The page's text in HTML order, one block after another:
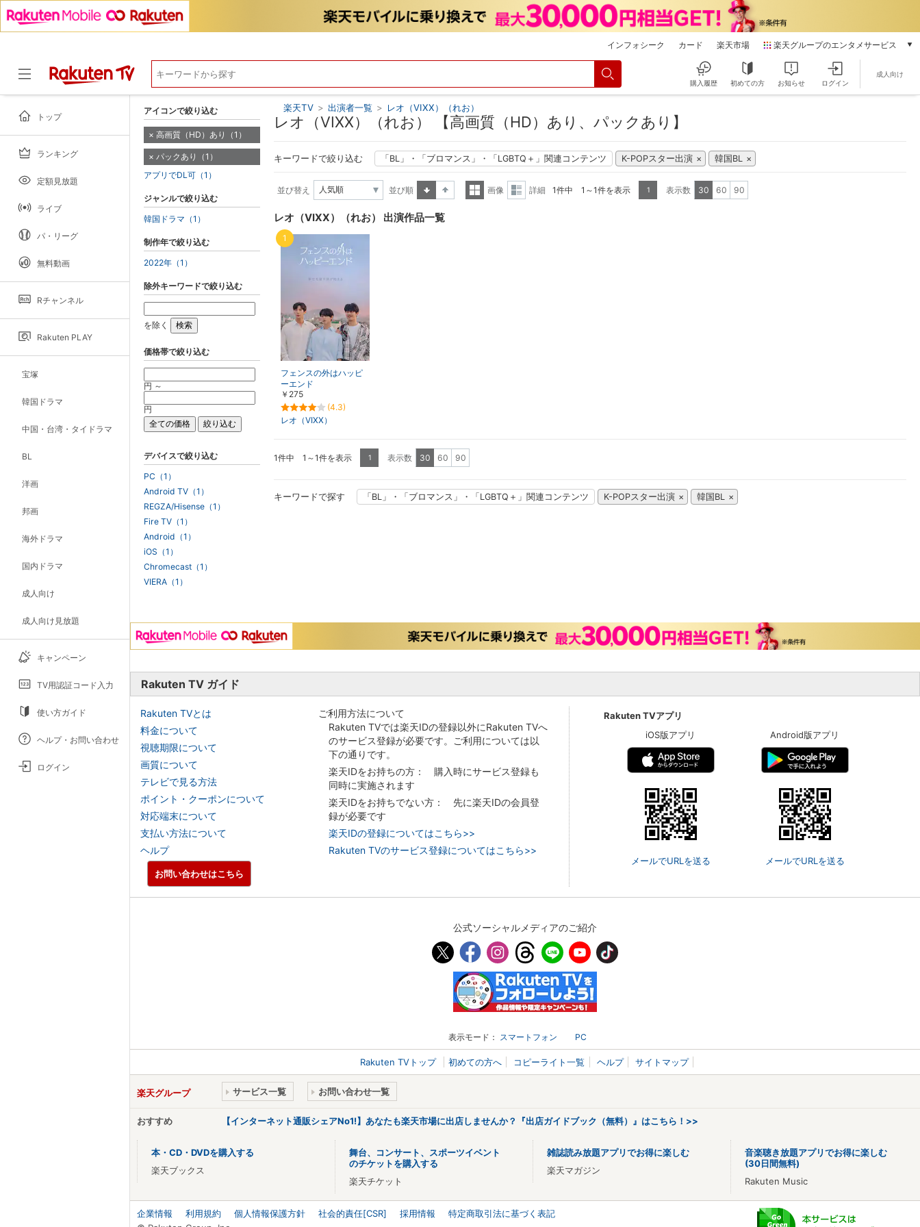
インフォシーク カード 楽天市場 楽天グループのエンタメサービス
本/ゲーム/CD/DVD
動画配信
購入履歴 初めての方 お知らせ ログイン
成人向け
トップ
ランキング
定額見放題
ライブ
パ・リーグ
無料動画
Rチャンネル
Rakuten PLAY
宝塚
韓国ドラマ
中国・台湾・タイドラマ
BL
洋画
邦画
海外ドラマ
国内ドラマ
成人向け
成人向け見放題
キャンペーン
TV用認証コード入力
使い方ガイド
ヘルプ・お問い合わせ
ログイン
楽天TV > 出演者一覧 > レオ（VIXX）（れお）
レオ（VIXX）（れお） 【高画質（HD）あり、パックあり】
キーワードで絞り込む 「BL」・「ブロマンス」・「LGBTQ＋」関連コンテンツ K-POPスター出演 韓国BL
並び替え
並び順
画像
詳細 1件中 1～1件を表示 1 表示数 30 60 90
レオ（VIXX）（れお） 出演作品一覧
フェンスの外はハッピ
ーエンド
￥275
(4.3)
レオ（VIXX）
1
1件中 1～1件を表示 1 表示数 30 60 90
キーワードで探す 「BL」・「ブロマンス」・「LGBTQ＋」関連コンテンツ K-POPスター出演 韓国BL
アイコンで絞り込む
高画質（HD）あり（1）
パックあり（1）
アプリでDL可（1）
ジャンルで絞り込む
韓国ドラマ（1）
制作年で絞り込む
2022年（1）
除外キーワードで絞り込む
を除く
価格帯で絞り込む
円 ～
円
デバイスで絞り込む
PC（1）
Android TV（1）
REGZA/Hisense（1）
Fire TV（1）
Android（1）
iOS（1）
Chromecast（1）
VIERA（1）
Rakuten TV ガイド
Rakuten TVとは
料金について
視聴期限について
画質について
テレビで見る方法
ポイント・クーポンについて
対応端末について
支払い方法について
ヘルプ
ご利用方法について
Rakuten TVでは楽天IDの登録以外にRakuten TVへ
のサービス登録が必要です。ご利用については以
下の通りです。
楽天IDをお持ちの方： 購入時にサービス登録も
同時に実施されます
楽天IDをお持ちでない方： 先に楽天IDの会員登
録が必要です
楽天IDの登録についてはこちら>>
Rakuten TVのサービス登録についてはこちら>>
Rakuten TVアプリ
iOS版アプリ
メールでURLを送る
Android版アプリ
メールでURLを送る
お問い合わせはこちら
公式ソーシャルメディアのご紹介
表示モード： スマートフォン PC
Rakuten TVトップ 初めての方へ コピーライト一覧 ヘルプ サイトマップ
楽天グループ サービス一覧 お問い合わせ一覧
おすすめ 【インターネット通販シェアNo1!】あなたも楽天市場に出店しませんか？『出店ガイドブック（無料）』はこちら！>>
本・CD・DVDを購入する
楽天ブックス
舞台、コンサート、スポーツイベント
のチケットを購入する
楽天チケット
雑誌読み放題アプリでお得に楽しむ
楽天マガジン
音楽聴き放題アプリでお得に楽しむ
(30日間無料)
Rakuten Music
企業情報 利用規約 個人情報保護方針 社会的責任[CSR] 採用情報
特定商取引法に基づく表記